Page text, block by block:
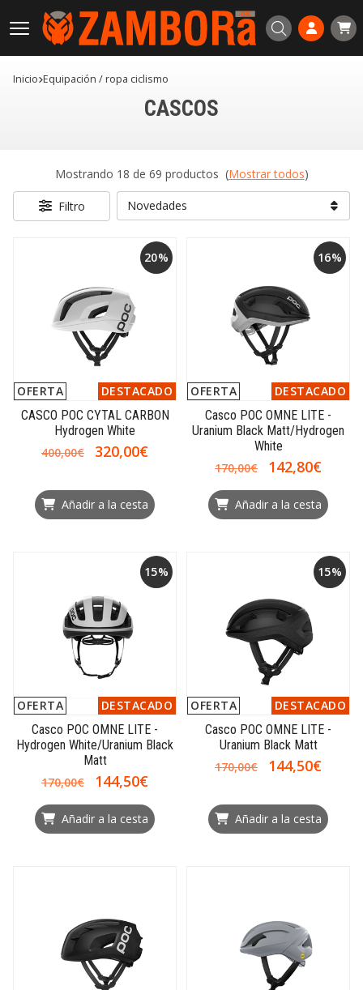
Buscar
Inicio equipación / ropa ciclismo
CASCOS
Mostrando 18 de 69 productos (Mostrar todos)
Filtro
20%
OFERTA
DESTACADO
CASCO POC CYTAL CARBON
Hydrogen White
400,00€
320,00€
Añadir a la cesta
16%
OFERTA
DESTACADO
Casco POC OMNE LITE -
Uranium Black Matt/Hydrogen
White
170,00€
142,80€
Añadir a la cesta
15%
OFERTA
DESTACADO
Casco POC OMNE LITE -
Hydrogen White/Uranium Black
Matt
170,00€
144,50€
Añadir a la cesta
15%
OFERTA
DESTACADO
Casco POC OMNE LITE -
Uranium Black Matt
170,00€
144,50€
Añadir a la cesta